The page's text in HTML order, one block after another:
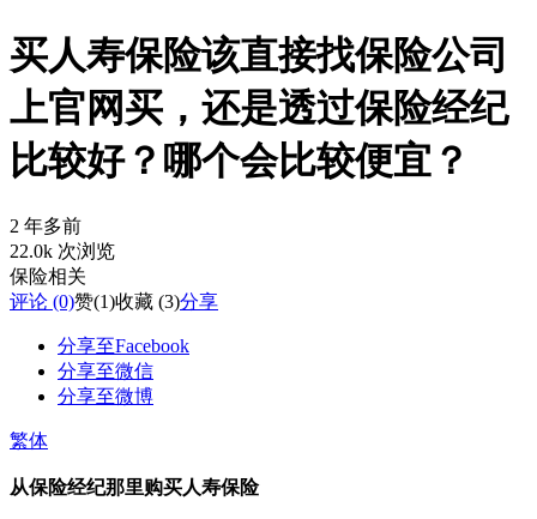
买人寿保险该直接找保险公司
上官网买，还是透过保险经纪
比较好？哪个会比较便宜？
2 年多前
22.0k 次浏览
保险相关
评论 (0)赞(1)收藏 (3)分享
分享至Facebook
分享至微信
分享至微博
繁体
从保险经纪那里购买人寿保险